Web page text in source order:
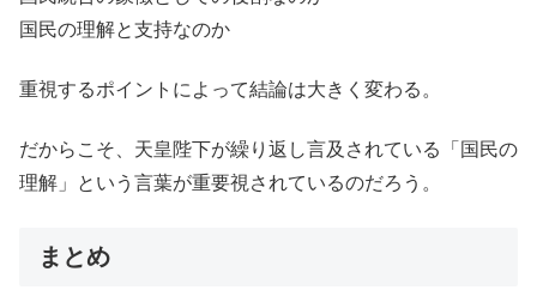
国民の理解と支持なのか
重視するポイントによって結論は大きく変わる。
だからこそ、天皇陛下が繰り返し言及されている「国民の
理解」という言葉が重要視されているのだろう。
まとめ